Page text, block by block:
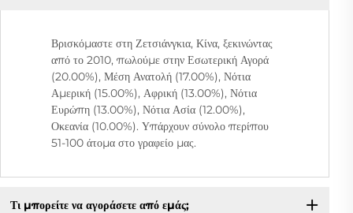
Βρισκόμαστε στη Ζετσιάνγκια, Κίνα, ξεκινώντας
από το 2010, πωλούμε στην Εσωτερική Αγορά
(20.00%), Μέση Ανατολή (17.00%), Νότια
Αμερική (15.00%), Αφρική (13.00%), Νότια
Ευρώπη (13.00%), Νότια Ασία (12.00%),
Οκεανία (10.00%). Υπάρχουν σύνολο περίπου
51-100 άτομα στο γραφείο μας.
Τι μπορείτε να αγοράσετε από εμάς;